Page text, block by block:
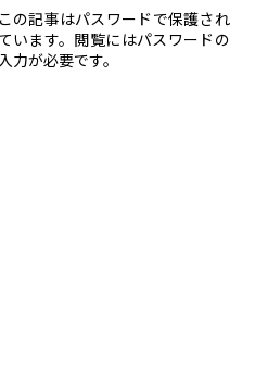
この記事はパスワードで保護され
ています。閲覧にはパスワードの
力が必要です。